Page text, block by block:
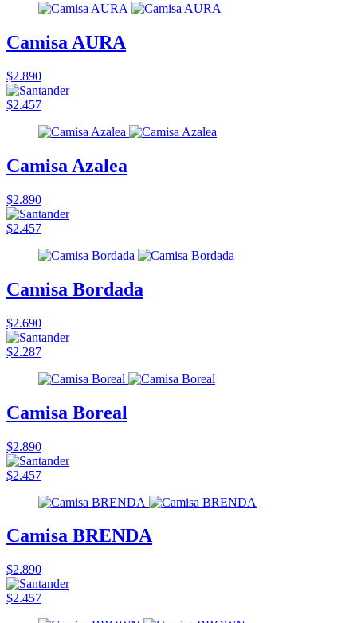
Camisa AURA
$2.890
$2.457
Camisa Azalea
$2.890
$2.457
Camisa Bordada
$2.690
$2.287
Camisa Boreal
$2.890
$2.457
Camisa BRENDA
$2.890
$2.457